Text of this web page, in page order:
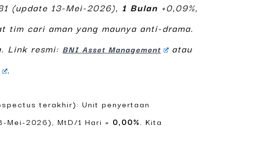
(update 13-Mei-2026), 1 Bulan +0,09%,
tim cari aman yang maunya anti-drama.
Link resmi: BNI Asset Management
atau
.
terakhir): Unit penyertaan
Mei-2026), MtD/1 Hari = 0,00%. Kita